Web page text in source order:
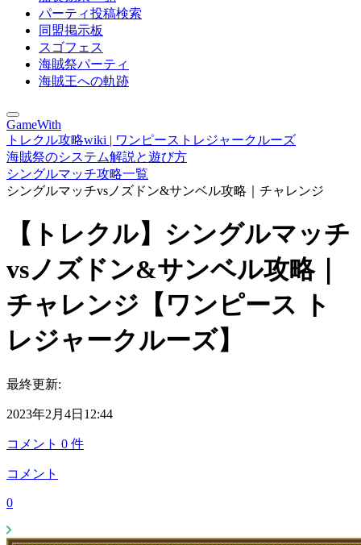
パーティ投稿検索
同盟掲示板
スゴフェス
海賊祭パーティ
海賊王への軌跡
GameWith
トレクル攻略wiki | ワンピーストレジャークルーズ
海賊祭のシステム解説と遊び方
シングルマッチ攻略一覧
シングルマッチvsノズドン&サンベル攻略｜チャレンジ
【トレクル】シングルマッチ
vsノズドン&サンベル攻略｜
チャレンジ【ワンピース ト
レジャークルーズ】
最終更新:
2023年2月4日12:44
コメント 0 件
コメント
0